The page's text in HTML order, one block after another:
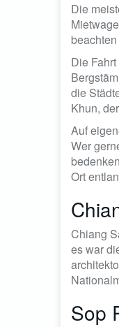
Die
Die
die
Khun,
Auf
Wer
Ort
Chiang
es war
Sop